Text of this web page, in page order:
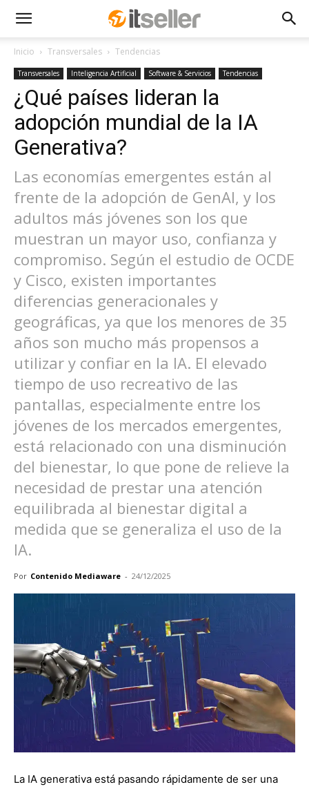
Inicio Transversales Tendencias
Transversales Inteligencia Artificial Software & Servicios Tendencias
¿Qué países lideran la
adopción mundial de la IA
Generativa?
Las economías emergentes están al
frente de la adopción de GenAI, y los
adultos más jóvenes son los que
muestran un mayor uso, confianza y
compromiso. Según el estudio de OCDE
y Cisco, existen importantes
diferencias generacionales y
geográficas, ya que los menores de 35
años son mucho más propensos a
utilizar y confiar en la IA. El elevado
tiempo de uso recreativo de las
pantallas, especialmente entre los
jóvenes de los mercados emergentes,
está relacionado con una disminución
del bienestar, lo que pone de relieve la
necesidad de prestar una atención
equilibrada al bienestar digital a
medida que se generaliza el uso de la
IA.
Por Contenido Mediaware - 24/12/2025
La IA generativa está pasando rápidamente de ser una